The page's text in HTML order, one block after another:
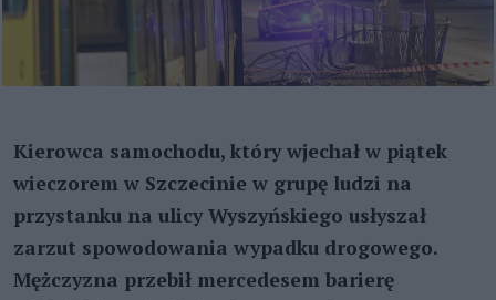
Kierowca samochodu, który wjechał w piątek
wieczorem w Szczecinie w grupę ludzi na
przystanku na ulicy Wyszyńskiego usłyszał
zarzut spowodowania wypadku drogowego.
Mężczyzna przebił mercedesem barierę